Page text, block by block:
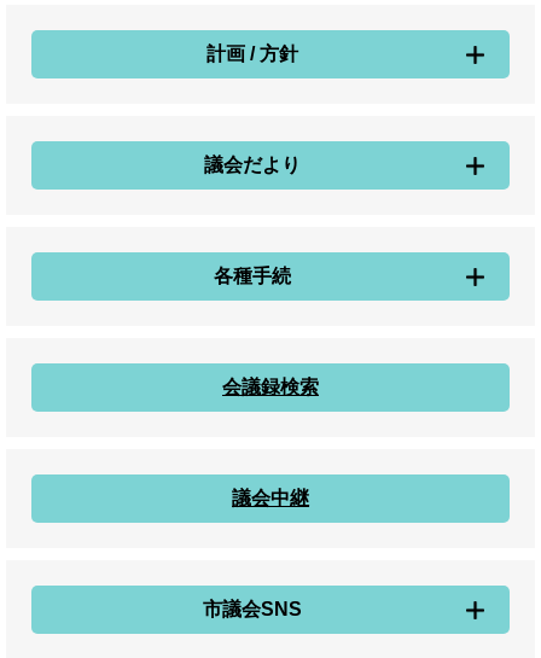
計画 / 方針
議会だより
各種手続
会議録検索
議会中継
市議会SNS